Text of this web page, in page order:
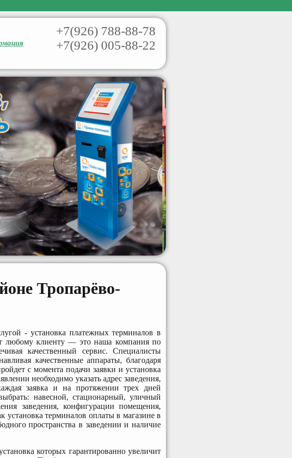
+7(926) 788-88-78
+7(926) 005-88-22
Тропарёво-
- установка платежных терминалов в
любому клиенту — это наша компания по
качественный сервис. Специалисты
качественные аппараты, благодаря
с момента подачи заявки и установка
необходимо указать адрес заведения,
заявка и на протяжении трех дней
навесной, стационарный, уличный
заведения, конфигурации помещения,
установка терминалов оплаты в магазине в
пространства в заведении и наличие
которых гарантированно увеличит